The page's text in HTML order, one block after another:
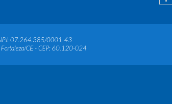
07.264.385/0001-43
CE - CEP: 60.120-024